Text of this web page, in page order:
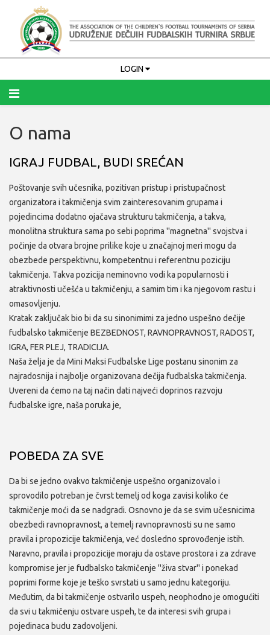
LOGIN
Zaboravili ste korisničko ime?
Zaboravili ste lozinku?
O nama
IGRAJ FUDBAL, BUDI SREĆAN
Poštovanje svih učesnika, pozitivan pristup i pristupačnost
organizatora i takmičenja svim zainteresovanim grupama i
pojedincima dodatno ojačava strukturu takmičenja, a takva,
monolitna struktura sama po sebi poprima ''magnetna'' svojstva i
počinje da otvara brojne prilike koje u značajnoj meri mogu da
obezbede perspektivnu, kompetentnu i referentnu poziciju
takmičenja. Takva pozicija neminovno vodi ka popularnosti i
atraktivnosti učešća u takmičenju, a samim tim i ka njegovom rastu i
omasovljenju.
Kratak zaključak bio bi da su sinonimimi za jedno uspešno dečije
fudbalsko takmičenje BEZBEDNOST, RAVNOPRAVNOST, RADOST,
IGRA, FER PLEJ, TRADICIJA.
Naša želja je da Mini Maksi Fudbalske Lige postanu sinonim za
najradosnija i najbolje organizovana dečija fudbalska takmičenja.
Uvereni da ćemo na taj način dati najveći doprinos razvoju
fudbalske igre, naša poruka je,
POBEDA ZA SVE
Da bi se jedno ovakvo takmičenje uspešno organizovalo i
sprovodilo potreban je čvrst temelj od koga zavisi koliko će
takmičenje moći da se nadgradi. Osnovno je da se svim učesnicima
obezbedi ravnopravnost, a temelj ravnopravnosti su ne samo
pravila i propozicije takmičenja, već dosledno sprovođenje istih.
Naravno, pravila i propozicije moraju da ostave prostora i za zdrave
kompromise jer je fudbalsko takmičenje ''živa stvar'' i ponekad
poprimi forme koje je teško svrstati u samo jednu kategoriju.
Međutim, da bi takmičenje ostvarilo uspeh, neophodno je omogućiti
da svi u takmičenju ostvare uspeh, te da interesi svih grupa i
pojedinaca budu zadovoljeni.